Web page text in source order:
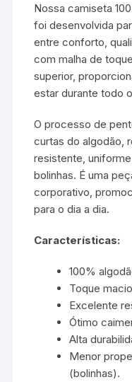
Nossa camiseta
foi desenvolvida
entre conforto,
com malha de
superior,
estar durante todo
O processo de
curtas do algodão,
resistente,
bolinhas. É uma
corporativo,
para o dia a dia.
Características:
100%
Toque
Excelente
Ótimo
Alta
Menor
(bolinhas).